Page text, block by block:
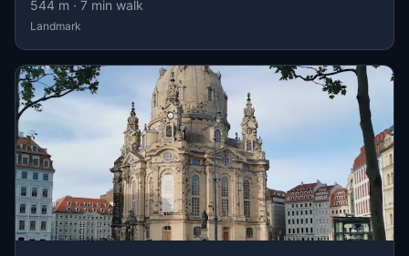
544 m · 7 min walk
Landmark